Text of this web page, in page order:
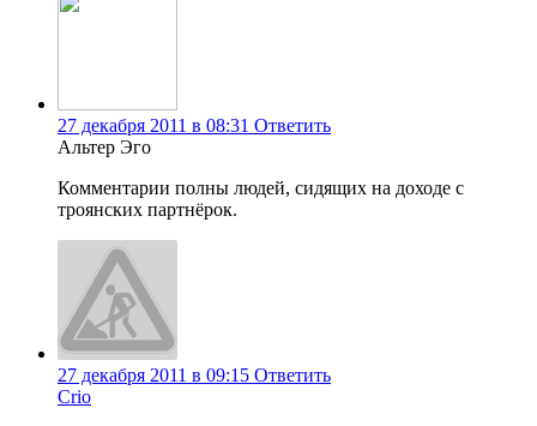
27 декабря 2011 в 08:31 Ответить
Альтер Эго
Комментарии полны людей, сидящих на доходе с
троянских партнёрок.
27 декабря 2011 в 09:15 Ответить
Crio